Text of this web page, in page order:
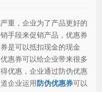
，企业为了产品更好的
手段来促销产品，优惠券
是可以抵扣现金的现金
惠券可以给企业带来很多
优惠，企业通过防伪优惠
企业运用 防伪优惠券可以